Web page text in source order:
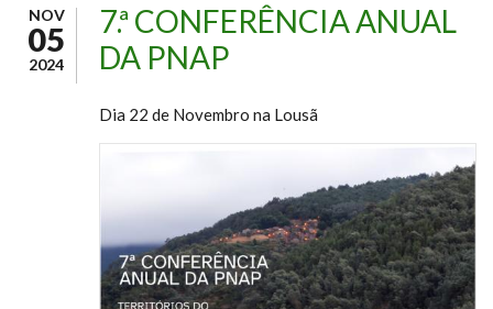
NOV
05
2024
7.ª CONFERÊNCIA ANUAL
DA PNAP
Dia 22 de Novembro na Lousã